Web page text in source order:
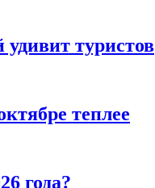
туристов
теплее
года?